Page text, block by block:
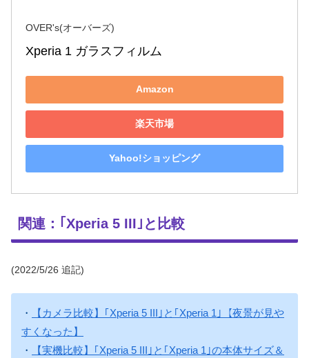
OVER's(オーバーズ)
Xperia 1 ガラスフィルム
Amazon
楽天市場
Yahoo!ショッピング
関連：｢Xperia 5 III｣と比較
(2022/5/26 追記)
・
【カメラ比較】｢Xperia 5 III｣と｢Xperia 1｣【夜景が見や
すくなった】
・
【実機比較】｢Xperia 5 III｣と｢Xperia 1｣の本体サイズ＆